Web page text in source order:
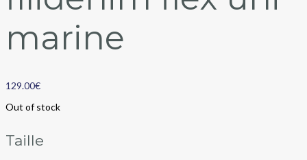
marine
129.00€
Out of stock
Taille